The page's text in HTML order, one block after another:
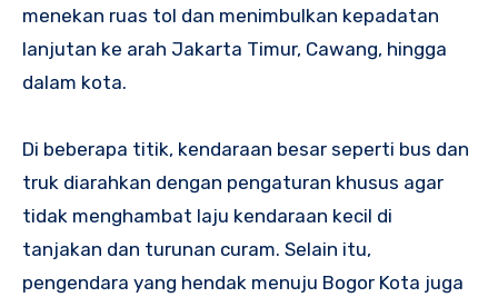
menekan ruas tol dan menimbulkan kepadatan
lanjutan ke arah Jakarta Timur, Cawang, hingga
dalam kota.
Di beberapa titik, kendaraan besar seperti bus dan
truk diarahkan dengan pengaturan khusus agar
tidak menghambat laju kendaraan kecil di
tanjakan dan turunan curam. Selain itu,
pengendara yang hendak menuju Bogor Kota juga